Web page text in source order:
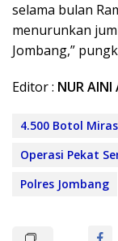
selama bulan
menurunkan
Jombang,”
Editor : NUR AINI
4.500 Botol
Operasi Pekat
Polres Jombang